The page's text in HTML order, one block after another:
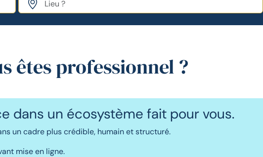
êtes professionnel ?
dans un écosystème fait pour vous.
un cadre plus crédible, humain et structuré.
mise en ligne.